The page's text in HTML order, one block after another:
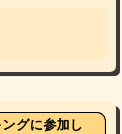
グに参加し